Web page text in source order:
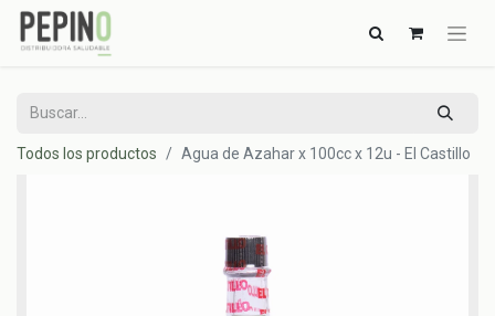
Todos los productos Agua de Azahar x 100cc x 12u - El Castillo